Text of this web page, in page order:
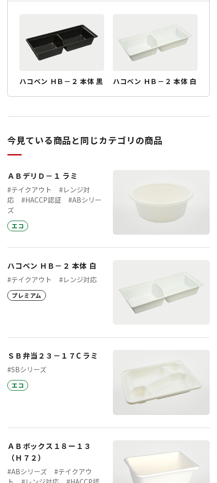
ハコベン ＨＢ－２ 本体 黒 ハコベン ＨＢ－２ 本体 白
今見ている商品と同じカテゴリの商品
ＡＢデリＤ－１ ラミ
#テイクアウト
#レンジ対
応
#HACCP認証
#ABシリー
ズ
エコ
ハコベン ＨＢ－２ 本体 白
#テイクアウト #レンジ対応
プレミアム
ＳＢ弁当２３－１７C ラミ
#SBシリーズ
エコ
ＡＢボックス１８ー１３
（Ｈ７２）
#ABシリーズ
#テイクアウ